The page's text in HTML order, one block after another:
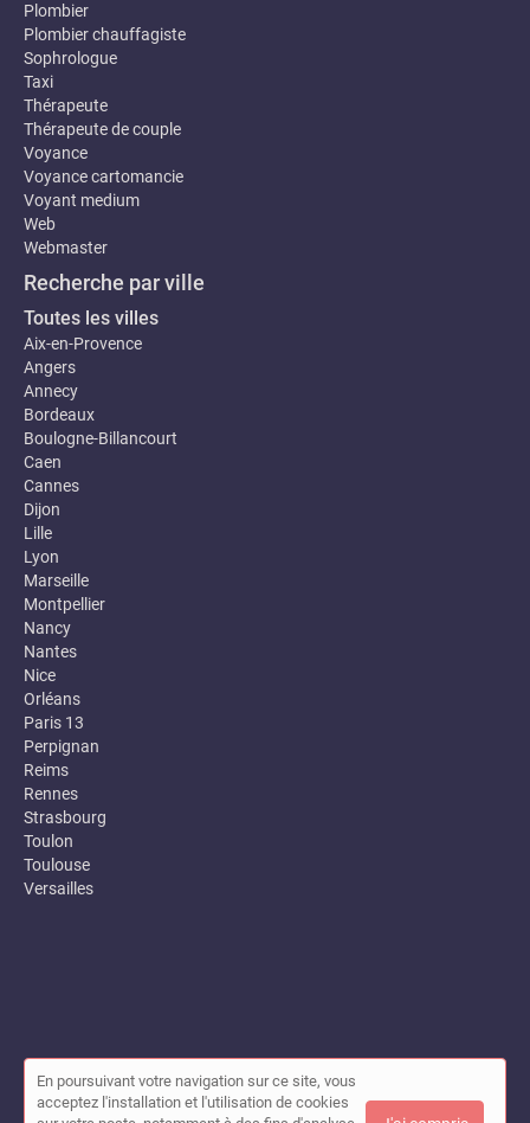
Plombier
Plombier chauffagiste
Sophrologue
Taxi
Thérapeute
Thérapeute de couple
Voyance
Voyance cartomancie
Voyant medium
Web
Webmaster
Recherche par ville
Toutes les villes
Aix-en-Provence
Angers
Annecy
Bordeaux
Boulogne-Billancourt
Caen
Cannes
Dijon
Lille
Lyon
Marseille
Montpellier
Nancy
Nantes
Nice
Orléans
Paris 13
Perpignan
Reims
Rennes
Strasbourg
Toulon
Toulouse
Versailles
© Annuaire des entreprises locales (Garance) 2026 |
Mon compte|Contact
En poursuivant votre navigation sur ce site, vous
acceptez l'installation et l'utilisation de cookies